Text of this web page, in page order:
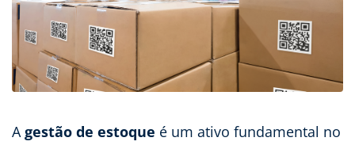
A gestão de estoque é um ativo fundamental no